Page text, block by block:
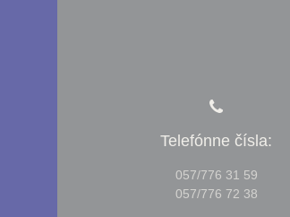
Telefónne čísla:
057/776 31 59
057/776 72 38